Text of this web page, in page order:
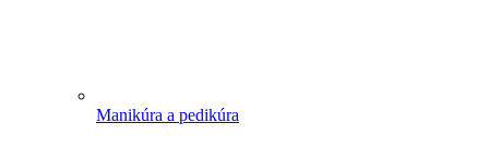
Manikúra a pedikúra